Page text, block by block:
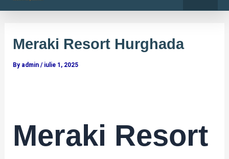
k
a
Meraki Resort Hurghada
By admin / iulie 1, 2025
Meraki Resort